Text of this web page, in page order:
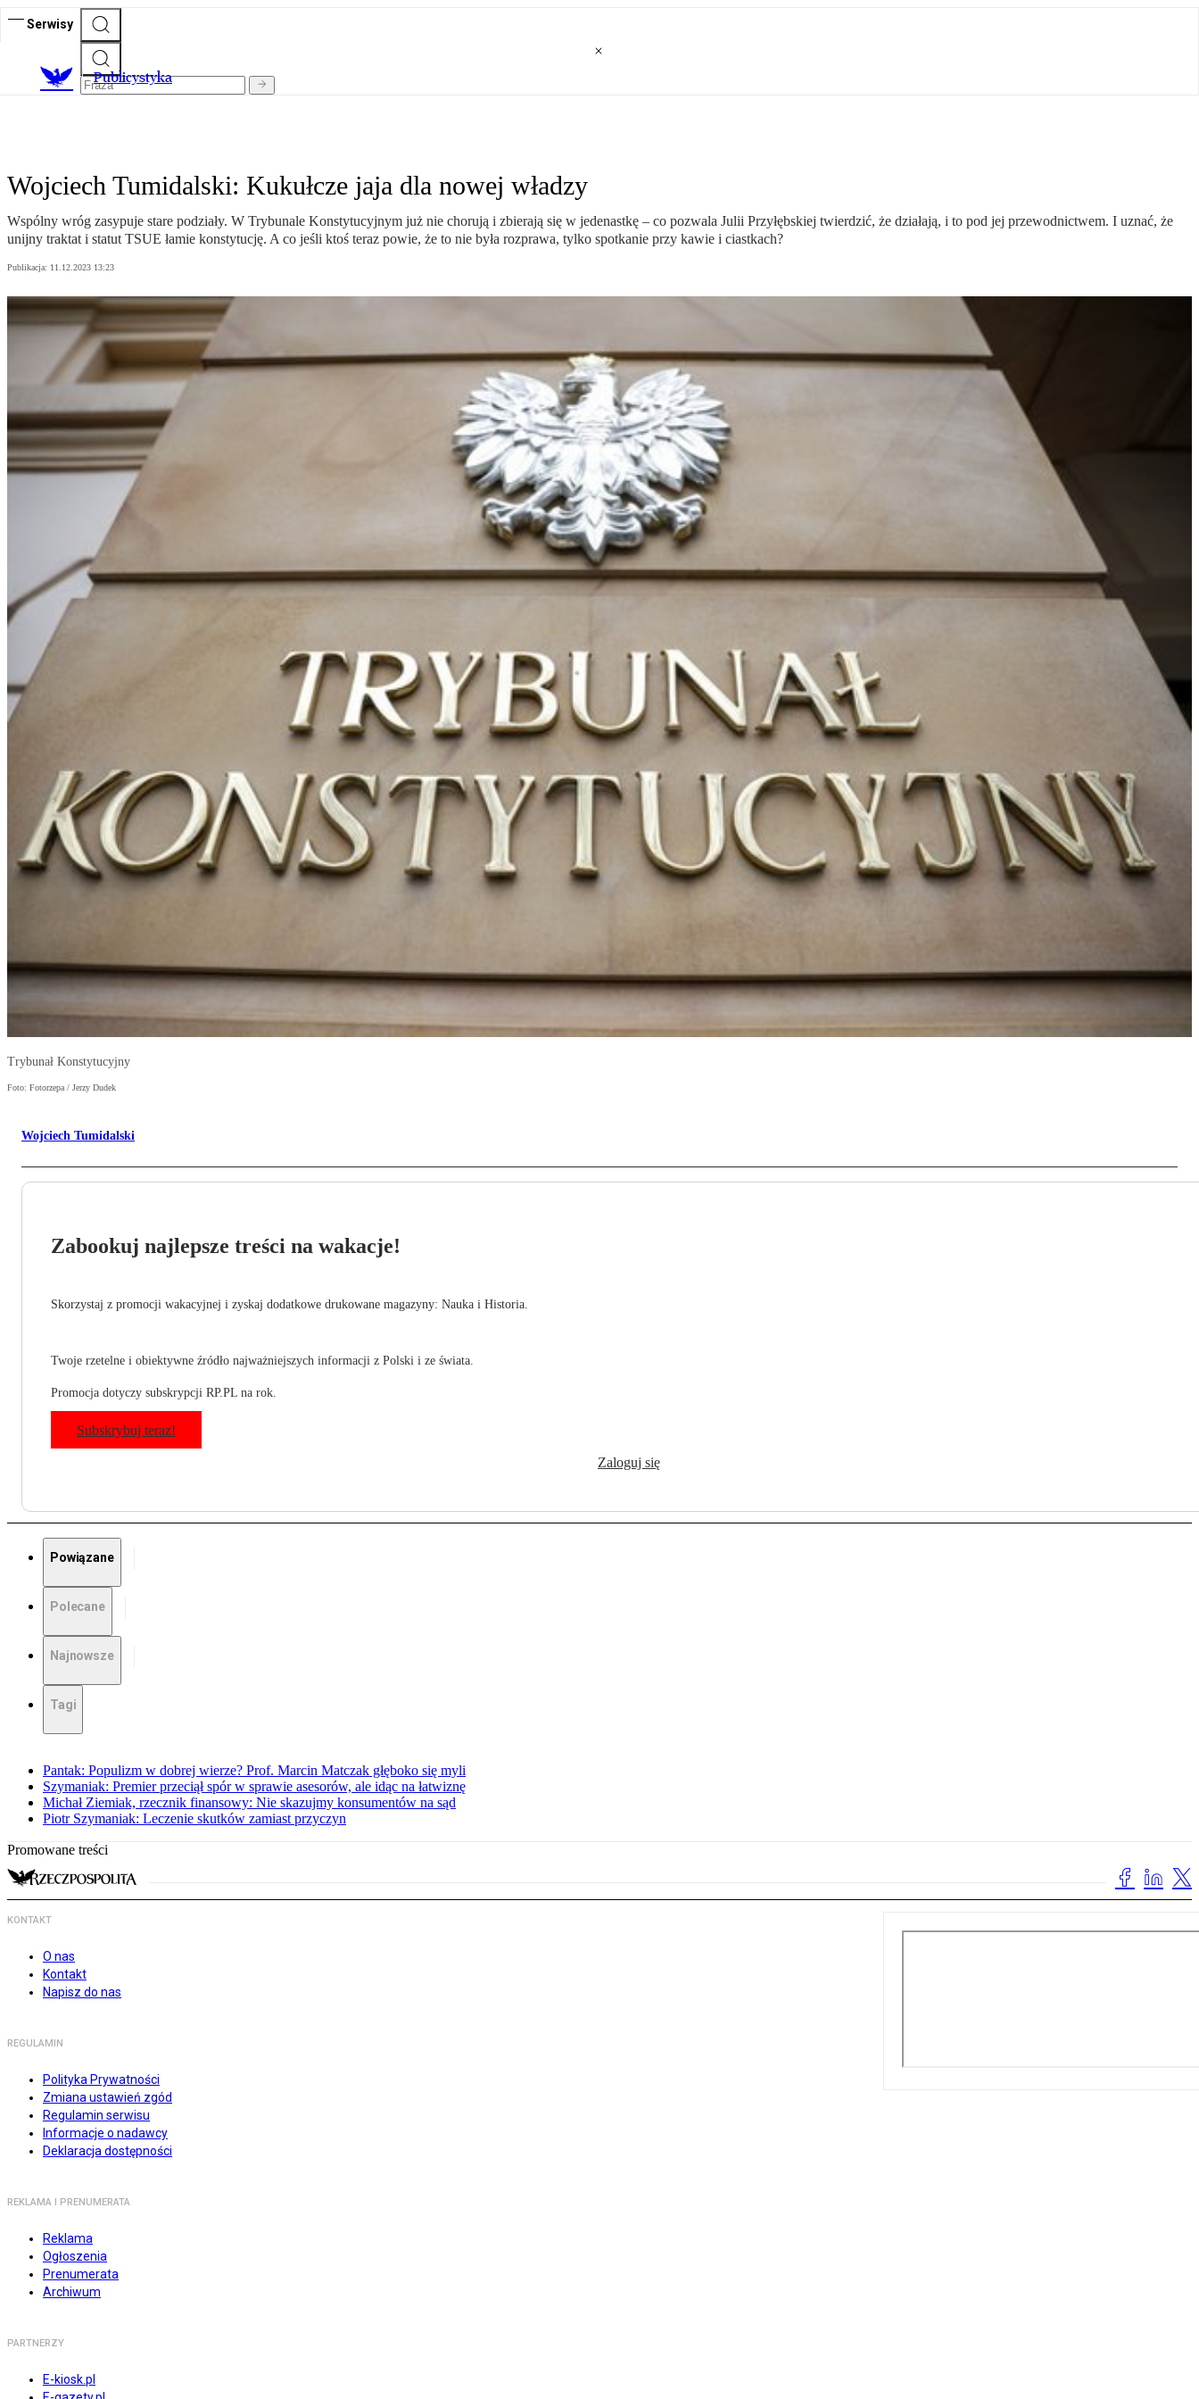
Serwisy
Publicystyka
Wojciech Tumidalski: Kukułcze jaja dla nowej władzy
Wspólny wróg zasypuje stare podziały. W Trybunale Konstytucyjnym już nie chorują i zbierają się w jedenastkę – co pozwala Julii Przyłębskiej twierdzić, że działają, i to pod jej przewodnictwem. I uznać, że
unijny traktat i statut TSUE łamie konstytucję. A co jeśli ktoś teraz powie, że to nie była rozprawa, tylko spotkanie przy kawie i ciastkach?
Publikacja: 11.12.2023 13:23
Trybunał Konstytucyjny
Foto: Fotorzepa / Jerzy Dudek
Wojciech Tumidalski
Zabookuj najlepsze treści na wakacje!
Skorzystaj z promocji wakacyjnej i zyskaj dodatkowe drukowane magazyny: Nauka i Historia.
Twoje rzetelne i obiektywne źródło najważniejszych informacji z Polski i ze świata.
Promocja dotyczy subskrypcji RP.PL na rok.
Subskrybuj teraz!
Zaloguj się
Powiązane
Polecane
Najnowsze
Tagi
Pantak: Populizm w dobrej wierze? Prof. Marcin Matczak głęboko się myli
Szymaniak: Premier przeciął spór w sprawie asesorów, ale idąc na łatwiznę
Michał Ziemiak, rzecznik finansowy: Nie skazujmy konsumentów na sąd
Piotr Szymaniak: Leczenie skutków zamiast przyczyn
Promowane treści
KONTAKT
O nas
Kontakt
Napisz do nas
REGULAMIN
Polityka Prywatności
Zmiana ustawień zgód
Regulamin serwisu
Informacje o nadawcy
Deklaracja dostępności
REKLAMA I PRENUMERATA
Reklama
Ogłoszenia
Prenumerata
Archiwum
PARTNERZY
E-kiosk.pl